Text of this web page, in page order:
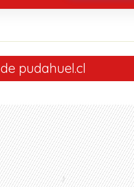
de pudahuel.cl